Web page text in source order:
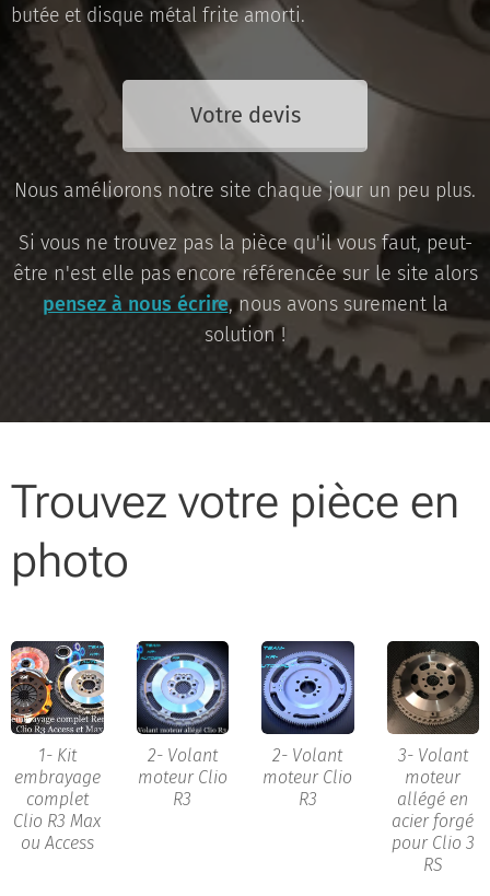
butée et disque métal frite amorti.
Votre devis
Nous améliorons notre site chaque jour un peu plus.
Si vous ne trouvez pas la pièce qu'il vous faut, peut-
être n'est elle pas encore référencée sur le site alors
pensez à nous écrire, nous avons surement la
solution !
Trouvez votre pièce en
photo
1- Kit
embrayage
complet
Clio R3 Max
ou Access
2- Volant
moteur Clio
R3
2- Volant
moteur Clio
R3
3- Volant
moteur
allégé en
acier forgé
pour Clio 3
RS